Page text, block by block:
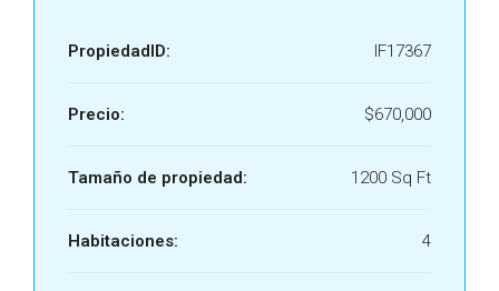
PropiedadID: IF17367
Precio: $670,000
Tamaño de propiedad: 1200 Sq Ft
Habitaciones: 4